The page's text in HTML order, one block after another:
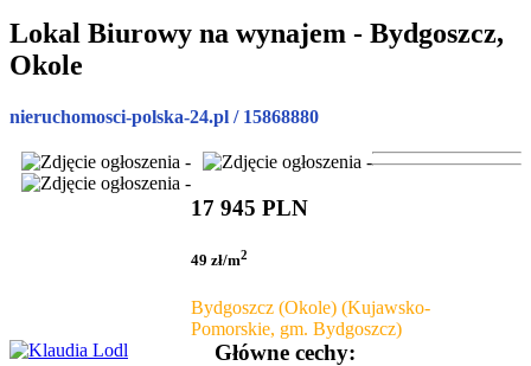
Lokal Biurowy na wynajem - Bydgoszcz,
Okole
nieruchomosci-polska-24.pl / 15868880
17 945 PLN
49 zł/m2
Bydgoszcz (Okole) (Kujawsko-
Pomorskie, gm. Bydgoszcz)
Główne cechy: